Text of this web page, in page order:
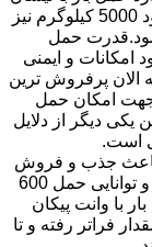
2800 کیلو است اما دوبرابر این مقدار یعنی حدود 5000 کیلوگرم نیز
حمل
امکانات و ایمنی
الان پرفروش ترین
جهت امکان حمل
است و این یکی دیگر از دلایل
است.
باعث جذب و فروش
بالای این نوع وانت ایرانی بوده است.بدنه محکم و توانایی حمل 600
با وانت پیکان
فراتر رفته و تا